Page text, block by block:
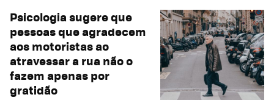
Psicologia sugere que
pessoas que agradecem
aos motoristas ao
atravessar a rua não o
fazem apenas por
gratidão